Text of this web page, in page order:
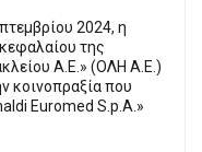
2024, η
της
Α.Ε.» (ΟΛΗ Α.Ε.)
κοινοπραξία που
Euromed S.p.A.»